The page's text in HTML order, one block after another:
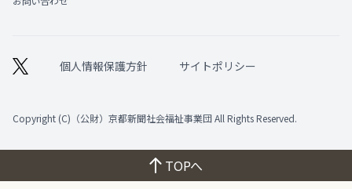
個人情報保護方針 サイトポリシー
Copyright (C)（公財）京都新聞社会福祉事業団 All Rights Reserved.
TOPへ